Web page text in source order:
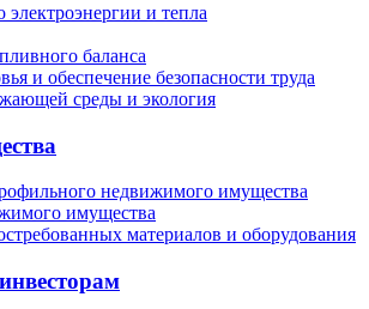
электроэнергии и тепла
баланса
и обеспечение безопасности труда
среды и экология
недвижимого имущества
имущества
материалов и оборудования